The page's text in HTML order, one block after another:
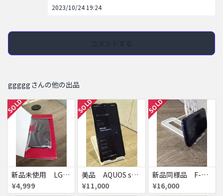
2023/10/24 19:24
gggggさんの他の出品
SOLD
新品未使用 LG Wine Smart LGS01 SIMフリー スマホ ガラホ
¥4,999
SOLD
美品 AQUOS sense5G SHG03 SIMフリー スマホ
¥11,000
SOLD
新品同様品 F-42A SIMフリー スマホ
¥16,000